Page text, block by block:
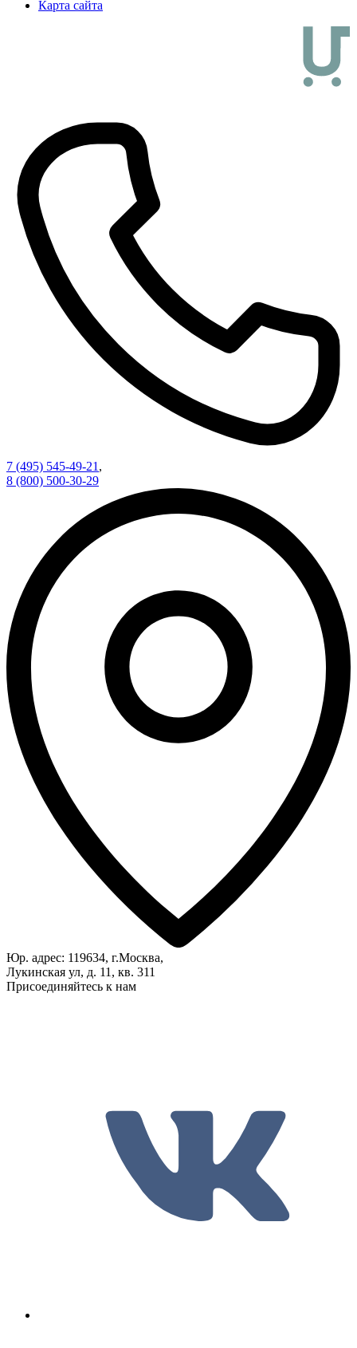
Карта сайта
7 (495) 545-49-21 ,
8 (800) 500-30-29
Юр. адрес: 119634, г.Москва,
Лукинская ул, д. 11, кв. 311
Присоединяйтесь к нам